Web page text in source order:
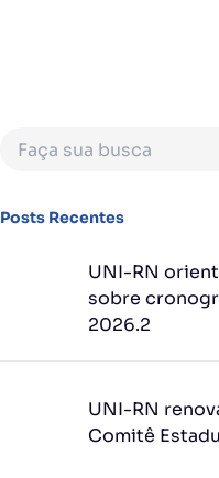
Posts Recentes
UNI-RN
sobre
2026.2
UNI-RN
Comitê